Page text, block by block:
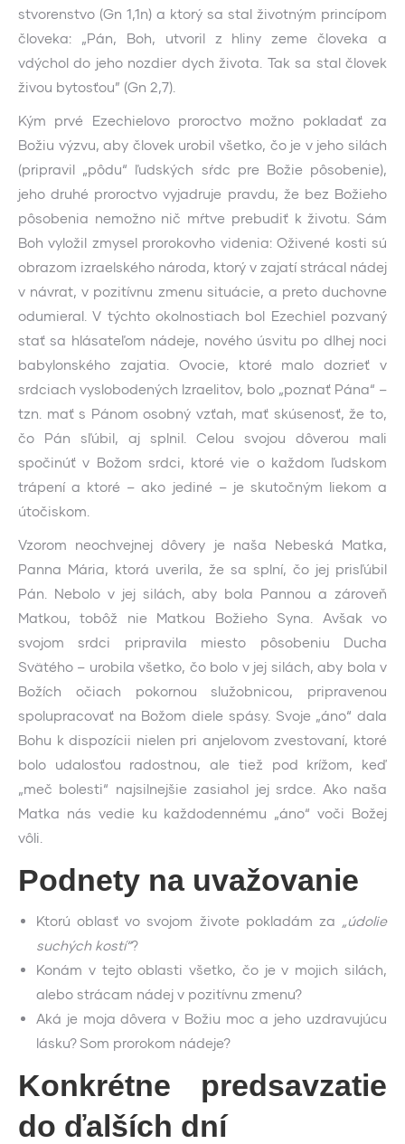
stvorenstvo (Gn 1,1n) a ktorý sa stal životným princípom
človeka: „Pán, Boh, utvoril z hliny zeme človeka a
vdýchol do jeho nozdier dych života. Tak sa stal človek
živou bytosťou” (Gn 2,7).
Kým prvé Ezechielovo proroctvo možno pokladať za
Božiu výzvu, aby človek urobil všetko, čo je v jeho silách
(pripravil „pôdu“ ľudských sŕdc pre Božie pôsobenie),
jeho druhé proroctvo vyjadruje pravdu, že bez Božieho
pôsobenia nemožno nič mŕtve prebudiť k životu. Sám
Boh vyložil zmysel prorokovho videnia: Oživené kosti sú
obrazom izraelského národa, ktorý v zajatí strácal nádej
v návrat, v pozitívnu zmenu situácie, a preto duchovne
odumieral. V týchto okolnostiach bol Ezechiel pozvaný
stať sa hlásateľom nádeje, nového úsvitu po dlhej noci
babylonského zajatia. Ovocie, ktoré malo dozrieť v
srdciach vyslobodených Izraelitov, bolo „poznať Pána“ –
tzn. mať s Pánom osobný vzťah, mať skúsenosť, že to,
čo Pán sľúbil, aj splnil. Celou svojou dôverou mali
spočinúť v Božom srdci, ktoré vie o každom ľudskom
trápení a ktoré – ako jediné – je skutočným liekom a
útočiskom.
Vzorom neochvejnej dôvery je naša Nebeská Matka,
Panna Mária, ktorá uverila, že sa splní, čo jej prisľúbil
Pán. Nebolo v jej silách, aby bola Pannou a zároveň
Matkou, tobôž nie Matkou Božieho Syna. Avšak vo
svojom srdci pripravila miesto pôsobeniu Ducha
Svätého – urobila všetko, čo bolo v jej silách, aby bola v
Božích očiach pokornou služobnicou, pripravenou
spolupracovať na Božom diele spásy. Svoje „áno“ dala
Bohu k dispozícii nielen pri anjelovom zvestovaní, ktoré
bolo udalosťou radostnou, ale tiež pod krížom, keď
„meč bolesti“ najsilnejšie zasiahol jej srdce. Ako naša
Matka nás vedie ku každodennému „áno“ voči Božej
vôli.
Podnety na uvažovanie
Ktorú oblasť vo svojom živote pokladám za
„údolie
suchých kostí“?
Konám v tejto oblasti všetko, čo je v mojich silách,
alebo strácam nádej v pozitívnu zmenu?
Aká je moja dôvera v Božiu moc a jeho uzdravujúcu
lásku? Som prorokom nádeje?
Konkrétne predsavzatie
do ďalších dní